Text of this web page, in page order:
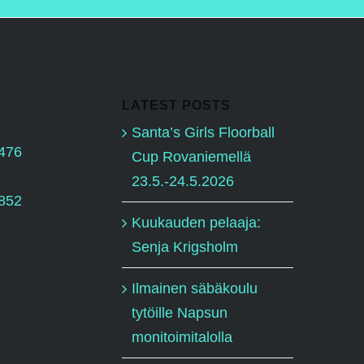
LATEST POSTS
Santa’s Girls Floorball
Cup Rovaniemellä
23.5.-24.5.2026
Kuukauden pelaaja:
Senja Krigsholm
Ilmainen säbäkoulu
tytöille Napsun
monitoimitalolla